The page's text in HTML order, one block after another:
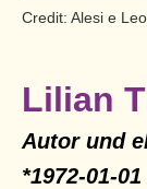
Credit: Alesi e
Lilian
Autor und
*1972-01-01